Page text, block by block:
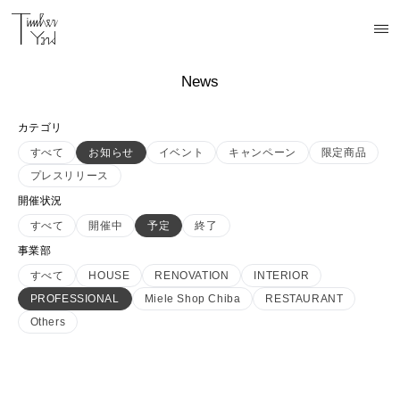
News
カテゴリ
すべて
お知らせ イベント キャンペーン
限定商品
プレスリリース
開催状況
すべて
開催中 予定
終了
事業部
すべて
HOUSE RENOVATION
INTERIOR
PROFESSIONAL
Miele Shop Chiba
RESTAURANT
Others